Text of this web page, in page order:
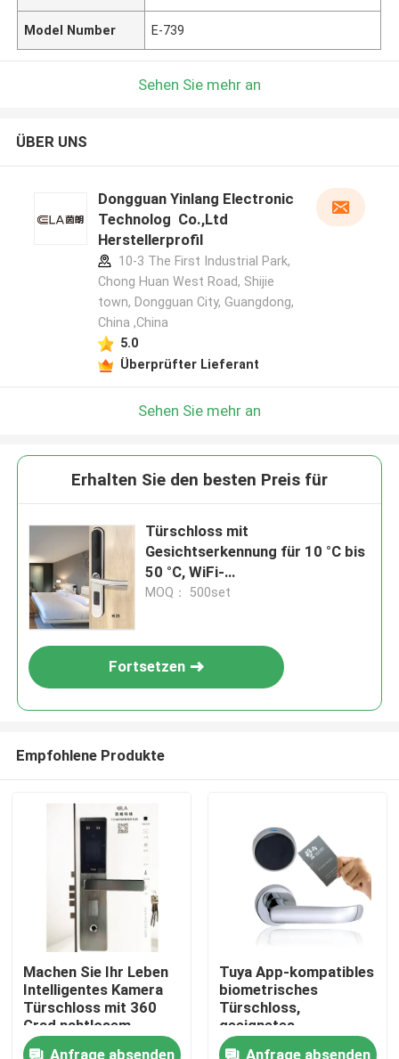
Zu Hause
Produkte
Videos
Model Number E-739
Sehen Sie mehr an
ÜBER UNS
Dongguan Yinlang Electronic
Technolog Co.,Ltd
Herstellerprofil
10-3 The First Industrial Park,
Chong Huan West Road, Shijie
town, Dongguan City, Guangdong,
China ,China
5.0
Überprüfter Lieferant
Sehen Sie mehr an
Erhalten Sie den besten Preis für
Türschloss mit
Gesichtserkennung für 10 °C bis
50 °C, WiFi-
Netzwerkkonnektivität und
MOQ： 500set
Fortsetzen
Empfohlene Produkte
Machen Sie Ihr Leben
Intelligentes Kamera
Türschloss mit 360
Grad nahtlosem
Fingerabdruck
Anfrage absenden
Tuya App-kompatibles
biometrisches
Türschloss,
geeignetes
Einsteckschloss 6085,
Anfrage absenden